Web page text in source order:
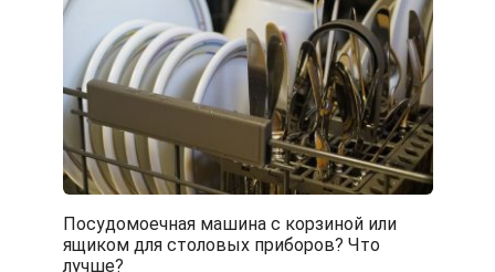
Посудомоечная машина с корзиной или
ящиком для столовых приборов? Что
лучше?